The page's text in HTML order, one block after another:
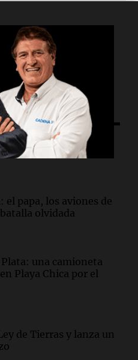
senadores
el papa, los aviones de
olvidada
una camioneta
Playa Chica por el
de Tierras y lanza un